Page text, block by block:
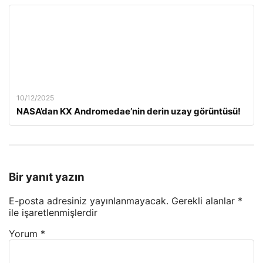
10/12/2025
NASA’dan KX Andromedae’nin derin uzay görüntüsü!
Bir yanıt yazın
E-posta adresiniz yayınlanmayacak. Gerekli alanlar *
ile işaretlenmişlerdir
Yorum *